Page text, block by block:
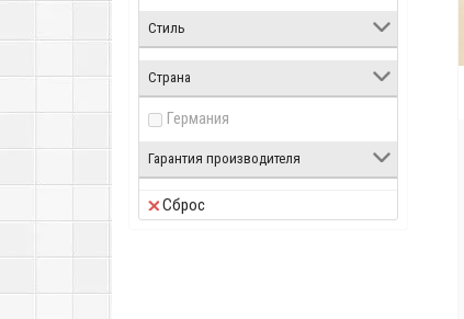
Стиль
Страна
Германия
Гарантия производителя
Сброс